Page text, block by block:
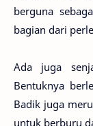
berguna
bagian dari
Ada juga
Bentuknya
Badik juga
untuk berburu